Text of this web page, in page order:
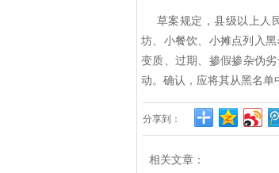
草案规定，县级以上人
坊、小餐饮、小摊点列入
变质、过期、掺假掺杂伪
动。确认，应将其从黑名单
分享到：
相关文章：